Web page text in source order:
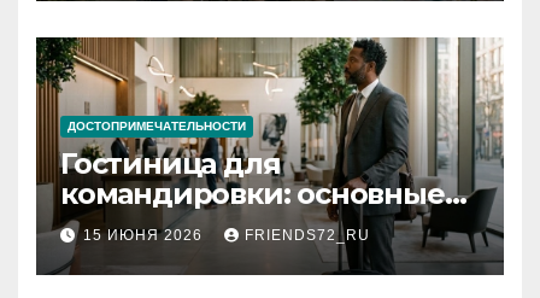
ДОСТОПРИМЕЧАТЕЛЬНОСТИ
Гостиница для
командировки: основные
критерии выбора
15 ИЮНЯ 2026 FRIENDS72_RU